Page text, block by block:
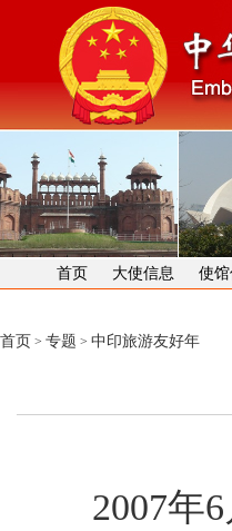
首页 大使信息 使
首页 > 专题 > 中印旅游友好年
2007年6